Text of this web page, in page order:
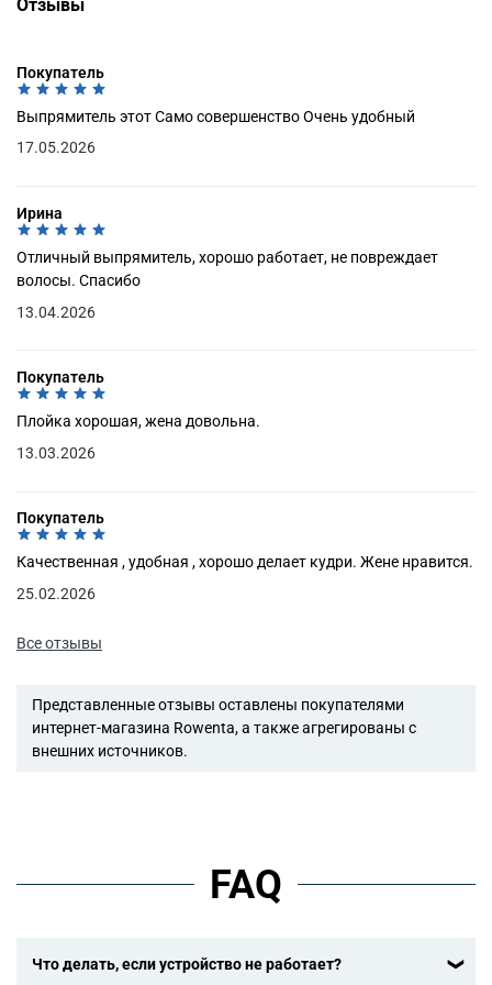
Отзывы
Покупатель
Выпрямитель этот Само совершенство Очень удобный
17.05.2026
Ирина
Отличный выпрямитель, хорошо работает, не повреждает
волосы. Спасибо
13.04.2026
Покупатель
Плойка хорошая, жена довольна.
13.03.2026
Покупатель
Качественная , удобная , хорошо делает кудри. Жене нравится.
25.02.2026
Все отзывы
Представленные отзывы оставлены покупателями
интернет-магазина Rowenta, а также агрегированы с
внешних источников.
FAQ
Что делать, если устройство не работает?